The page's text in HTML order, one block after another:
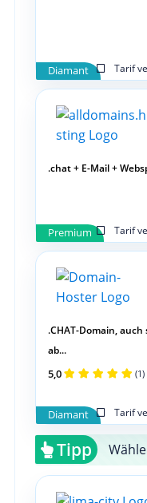
Diamant Tarif
Premium Tarif
.chat + E-Mail +
Diamant Tarif
.CHAT-Domain, auch
ab...
5,0 (1)
Tipp